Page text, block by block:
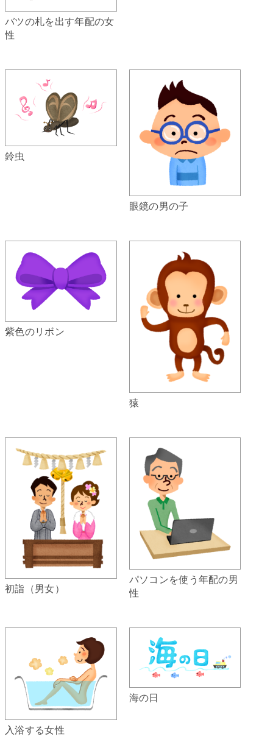
バツの札を出す年配の女
性
鈴虫
眼鏡の男の子
紫色のリボン
猿
初詣（男女）
パソコンを使う年配の男
性
入浴する女性
海の日